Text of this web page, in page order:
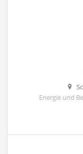
Energie und